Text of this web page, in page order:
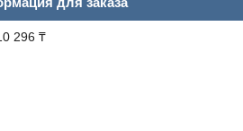
296 ₸